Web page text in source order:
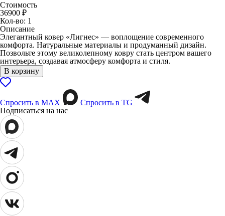
Стоимость
36900 ₽
Кол-во: 1
Описание
Элегантный ковер «Лигнес» — воплощение современного
комфорта. Натуральные материалы и продуманный дизайн.
Позвольте этому великолепному ковру стать центром вашего
интерьера, создавая атмосферу комфорта и стиля.
В корзину
Спросить в МАХ
Спросить в TG
Подписаться на нас